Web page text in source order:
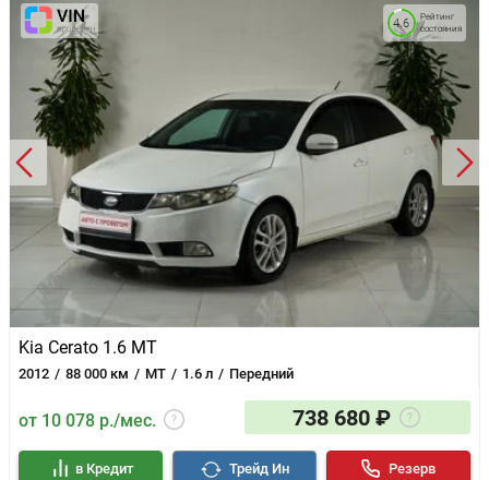
Kia Cerato 1.6 MT
2012 88 000 км MT 1.6 л Передний
Рейтинг
состояния
4.6
от 10 078 р./мес. 738 680 ₽
в Кредит Трейд Ин Резерв